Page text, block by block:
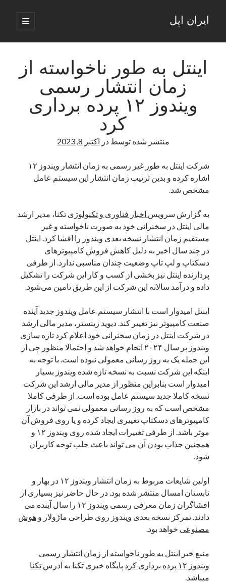
ایران اپل
باز
کردن
اصلی
نوار
کناری
جستجو
نوشته‌های تازه
راه‌های اتصال موبایل و کامپیوتر به یکدیگر: تجربه‌ای یکپارچه و کاربردی
انتقاد کاربران از اتمام زودهنگام بسته‌های اینترنت ایرانسل همزمان با شرایط
ادعای نت‌بلاکس: قطعی اینترنت ایران بیش از 120 ساعت ادامه یافت؛ اتصال
قطعی اینترنت در ایران از مرز 48 ساعت گذشت!
گوشی HMD Luma با دوربین 50 مگاپیکسل و نمایشگر 120 هرتز رونمایی شد
آخرین دیدگاه‌ها
یک نویسنده دیدگاه وردپرس در تعمیرات تخصصی فیس آیدی
بایگانی‌ها
مارس 2026
ژانویه 2026
نوامبر 2025
آگوست 2025
جولای 2025
ژوئن 2025
می 2025
فوریه 2025
ژانویه 2025
دسامبر 2024
نوامبر 2024
سپتامبر 2024
آگوست 2024
می 2024
مارس 2024
فوریه 2024
ژانویه 2024
اینتل به طور ناخواسته از
زمان انتشار رسمی
ویندوز ۱۲ پرده برداری
کرد
منتشر شده توسطدر اکتبر 8, 2023
شرکت اینتل به طور غیر رسمی به زمان انتشار ویندوز ۱۲
اشاره کرده و بدین ترتیب زمان انتشار این سیستم عامل
مشخص شد.
به گزارش سرویس اخبار فناوری و تکنولوژی تکنا، مدیر ارشد
مالی اینتل در سخنرانی خود به صورت ناخواسته و غیر
مستقیم زمان انتشار نسخه بعدی ویندوز را افشا کرد. اینتل
در چند سال اخیر به دلیل کاهش فروش کامپیوترهای
دسکتاپ و لپ تاپ وضعیت چندان مناسبی ندارد. از طرفی
پردازنده اینتل نیز بخشی از کسب و کار این شرکت را تشکیل
داده و درآمد سالانه این شرکت از این طریق تامین می‌شود.
اینتل امیدوار است با انتشار سیستم عامل ویندوز جدید آینده
صنعت کامپیوتر نیز تغییر کند. دیوید زینستر، مدیر مالی ارشد
در شرکت اینتل در زمان سخنرانی خود اعلام کرد تازه سازی
ویندوز پر سال ۲۰۲۴ انجام خواهد شد و احتمالا منظور چی از
این جمله یک به روز رسانی معمولی نبوده است. با توجه به
اینکه این شرکت نسبت به نسخه تازه شده ویندوز بسیار
امیدوار است بنابراین منظور از مدیر مالی ارشد این شرکت
نسخه کاملا جدید سیستم عامل بوده است. از طرفی کاملا
مشخص است که به روز رسانی معمولی نمی تواند در بازار
کامپیوترهای دسکتاپ تغییری ایجاد کرده و یا روی فروش آن
موثر باشد. از طرفی تغییرات ایجاد شده روی ویندوز ۱۲ و
همچنین جذاب بودن آن می تواند باعث جلب توجه کاربران
شود.
اولین شایعات مربوط به زمان انتشار ویندوز ۱۲ در بهار و
تابستان امسال منتشر شده بود. در حال حاضر نیز بسیاری از
افشاگران زمان معرفی رسمی ویندوز ۱۲ را سال آینده می
دادند. تمرکز نسخه بعدی ویندوز روی طراحی ماژولار وهوش
مصنوعی خواهد بود.
منبع خبر اینتل به طور ناخواسته از زمان انتشار رسمی
ویندوز ۱۲ پرده برداری کرد
پایگاه خبری تکنا به آدرستکنا
میباشد.